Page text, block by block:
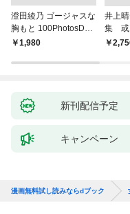
澄田綾乃 ゴージャスな
胸もと 100PhotosDX
[sabra net e-Book]
￥1,980
井上
集 或
￥
新刊配信予定
キャンペーン
漫画無料試し読みならdブック